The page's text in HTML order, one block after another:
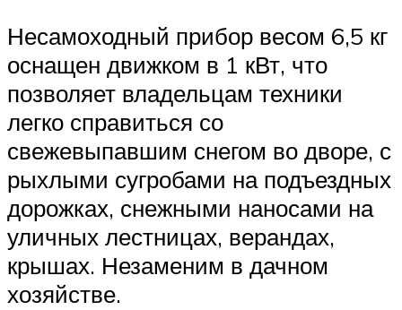
Несамоходный прибор весом 6,5 кг
оснащен движком в 1 кВт, что
позволяет владельцам техники
легко справиться со
свежевыпавшим снегом во дворе, с
рыхлыми сугробами на подъездных
дорожках, снежными наносами на
уличных лестницах, верандах,
крышах. Незаменим в дачном
хозяйстве.